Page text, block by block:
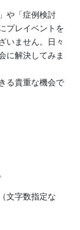
や「症例検討
プレイベントを
いません。日々
に解決してみま
る貴重な機会で
文字数指定な